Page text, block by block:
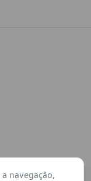
navegação,